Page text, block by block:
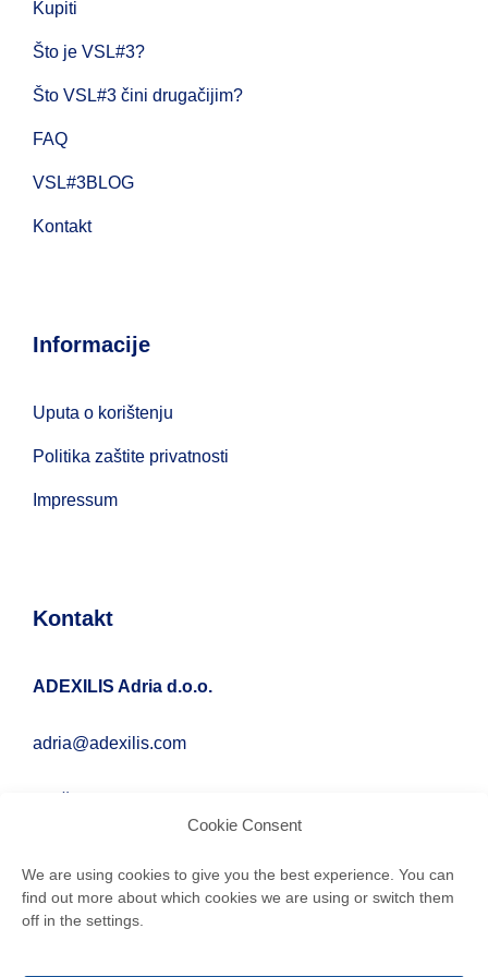
Cookie Consent
We are using cookies to give you the best experience. You can
find out more about which cookies we are using or switch them
off in the settings.
Kupiti
Što je VSL#3?
Što VSL#3 čini drugačijim?
FAQ
VSL#3BLOG
Kontakt
Informacije
Uputa o korištenju
Politika zaštite privatnosti
Impressum
Kontakt
ADEXILIS Adria d.o.o.
adria@adexilis.com